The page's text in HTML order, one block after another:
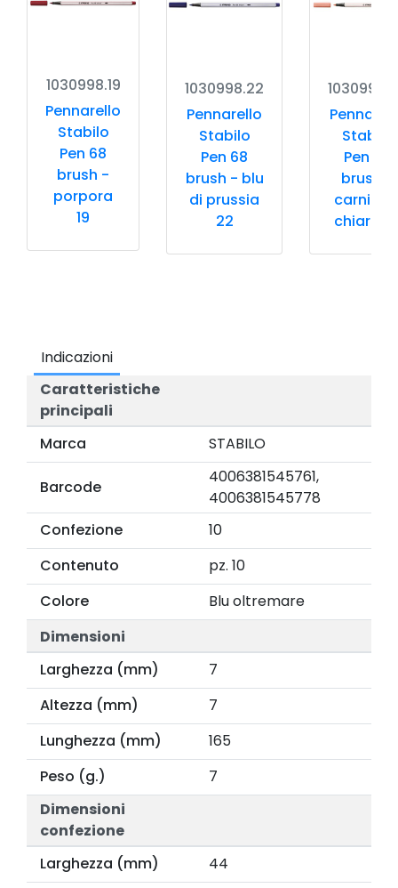
1030998.19
Pennarello
Stabilo
Pen 68
brush -
porpora
19
1030998.22
Pennarello
Stabilo
Pen 68
brush - blu
di prussia
22
Stabilo
Pen 68
brush -
chiaro
Indicazioni
Caratteristiche
principali
Marca
STABILO
Barcode
4006381545761,
4006381545778
Confezione
10
Contenuto
pz. 10
Colore
Blu oltremare
Dimensioni
Larghezza (mm)
7
Altezza (mm)
7
Lunghezza (mm)
165
Peso (g.)
7
Dimensioni
confezione
Larghezza (mm)
44